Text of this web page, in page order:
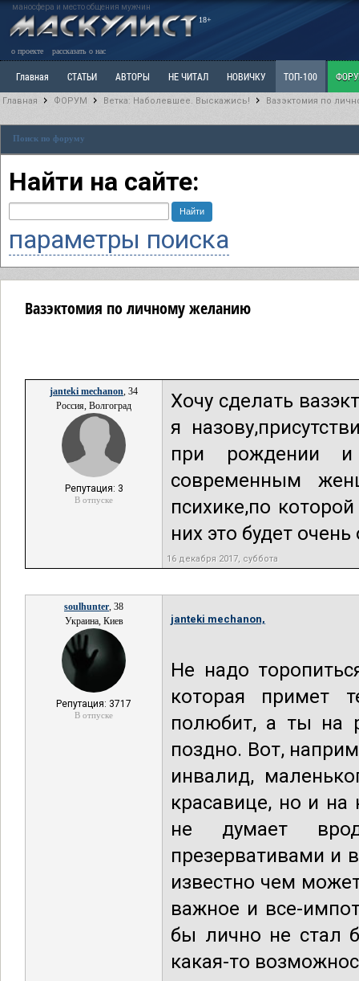
маносфера и место общения мужчин
18+
о проекте рассказать о нас
Главная СТАТЬИ АВТОРЫ НЕ ЧИТАЛ НОВИЧКУ ТОП-100
РАЗДЕЛ: Разное
Главная ФОРУМ Ветка: Наболевшее. Выскажись! Вазэктомия по
Поиск по форуму
Найти на сайте:
параметры поиска
Вазэктомия по личному желанию
janteki mechanon, 34
Россия, Волгоград
Репутация: 3
В отпуске
Хочу сделать
я
при рождении и
современным
психике,по
них это будет
16 декабря 2017, суббота
soulhunter, 38
Украина, Киев
Репутация: 3717
В отпуске
janteki mechanon,
Не надо
которая примет
полюбит, а ты на
поздно. Вот,
инвалид,
красавице, но и
не думает
презервативами и
известно чем
важное и все-
бы лично не стал
какая-то